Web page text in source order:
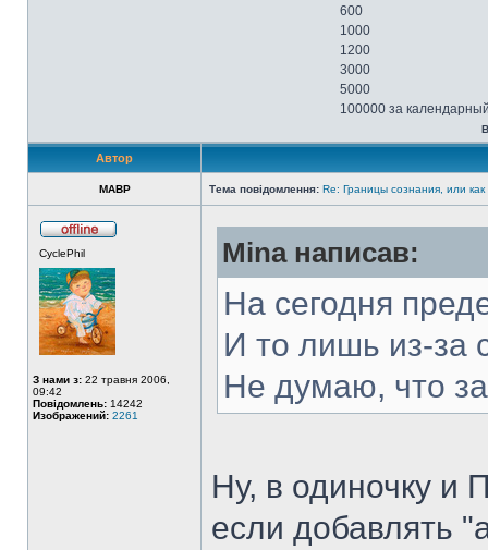
600
1000
1200
3000
5000
100000 за
Автор
MABP Тема повідомлення: Re: Границы сознания, или как
CyclePhil
З нами з: 22 травня 2006,
09:42
Повідомлень: 14242
Изображений: 2261
Mina написав:
На сегодня
И то лишь из-за
Не думаю, что
Ну, в одиночку и
если добавлять